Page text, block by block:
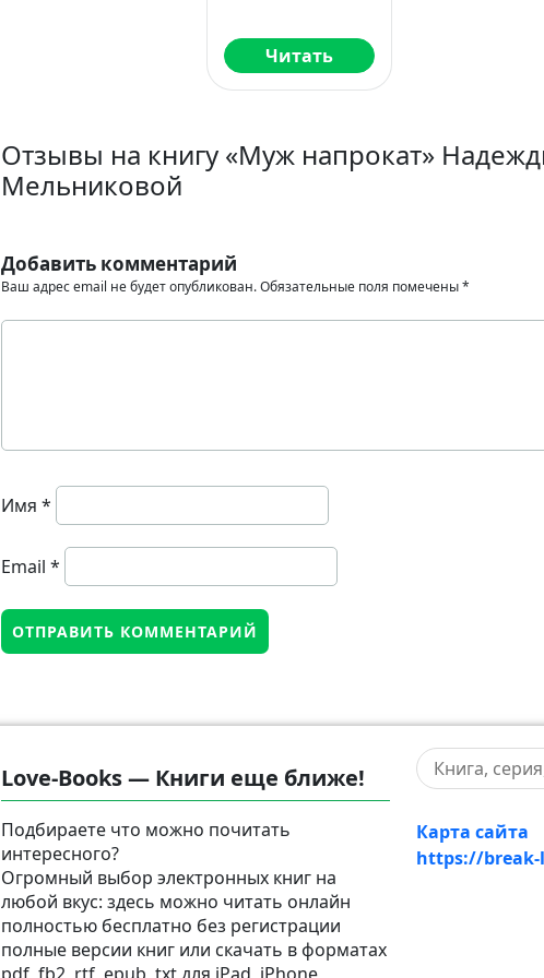
Читать
Отзывы на книгу «Муж напрокат»
Мельниковой
Добавить комментарий
Ваш адрес email не будет опубликован.Обязательные поля помечены*
Имя *
Email *
Love-Books — Книги еще ближе!
Подбираете что можно почитать
интересного?
Огромный выбор электронных книг на
любой вкус: здесь можно читать онлайн
полностью бесплатно без регистрации
полные версии книг или скачать в форматах
Карта сайта
https://break-